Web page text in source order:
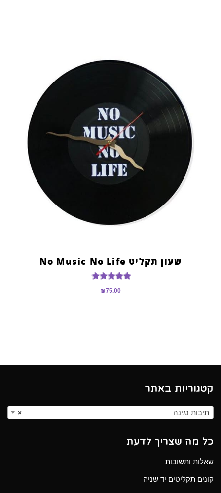
שעון תקליט No Music No Life
דורג
5.00
₪75.00
קטגוריות באתר
× תיבות נגינה
כל מה שצריך לדעת
שאלות ותשובות
קונים תקליטים יד שניה